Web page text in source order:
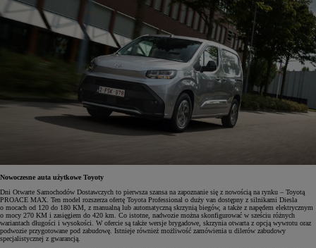
Nowoczesne auta użytkowe Toyoty
Dni Otwarte Samochodów Dostawczych to pierwsza szansa na zapoznanie się z nowością na rynku – Toyotą
PROACE MAX. Ten model rozszerza ofertę Toyota Professional o duży van dostępny z silnikami Diesla
o mocach od 120 do 180 KM, z manualną lub automatyczną skrzynią biegów, a także z napędem elektrycznym
o mocy 270 KM i zasięgiem do 420 km. Co istotne, nadwozie można skonfigurować w sześciu różnych
wariantach długości i wysokości. W ofercie są także wersje brygadowe, skrzynia otwarta z opcją wywrotu oraz
podwozie przygotowane pod zabudowę. Istnieje również możliwość zamówienia u dilerów zabudowy
specjalistycznej z gwarancją.